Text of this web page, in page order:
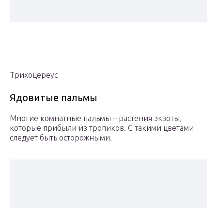
Трихоцереус
Ядовитые пальмы
Многие комнатные пальмы – растения экзоты,
которые прибыли из тропиков. С такими цветами
следует быть осторожными.